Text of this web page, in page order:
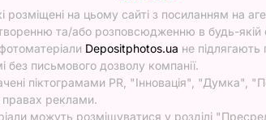
розміщені на цьому сайті з посиланням на
та/або розповсюдженню в будь-якій
Depositphotos.ua не
без письмового дозволу компанії.
піктограмами PR, "Інновація", "Думка",
правах реклами.
можуть розміщуватися у розділі